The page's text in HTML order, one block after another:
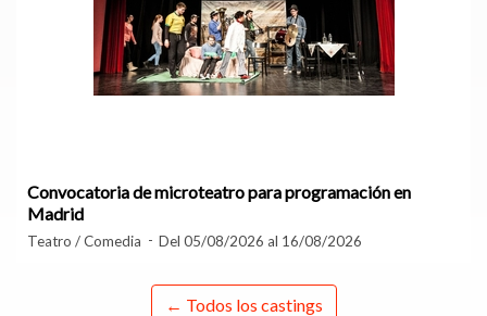
Convocatoria de microteatro para programación en
Madrid
Teatro / Comedia Del 05/08/2026 al 16/08/2026
← Todos los castings